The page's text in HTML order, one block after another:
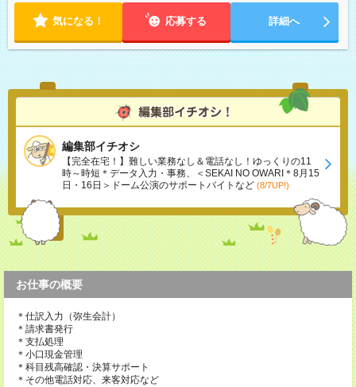
気になる！ 応募する 詳細へ
編集部イチオシ
【完全在宅！】難しい業務なし＆電話なし！ゆっくりの11
時～時短＊データ入力・事務、＜SEKAI NO OWARI＊8月15
日・16日＞ドーム公演のサポートバイトなど (8/7UP!)
お仕事の概要
＊仕訳入力（弥生会計）
＊請求書発行
＊支払処理
＊小口現金管理
＊科目残高確認・決算サポート
＊その他電話対応、来客対応など